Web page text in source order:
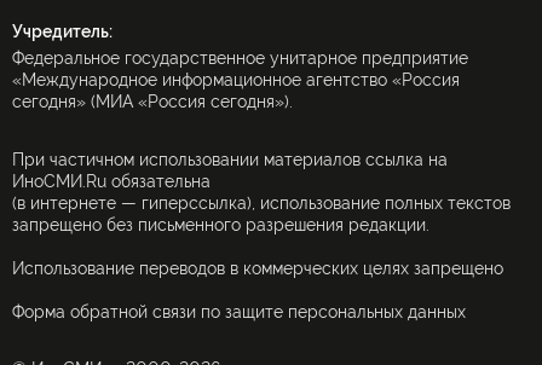
Учредитель:
Федеральное государственное унитарное предприятие
«Международное информационное агентство «Россия
сегодня» (МИА «Россия сегодня»).
При частичном использовании материалов ссылка на
ИноСМИ.Ru обязательна
(в интернете — гиперссылка), использование полных текстов
запрещено без письменного разрешения редакции.
Использование переводов в коммерческих целях запрещено
Форма обратной связи по защите персональных данных